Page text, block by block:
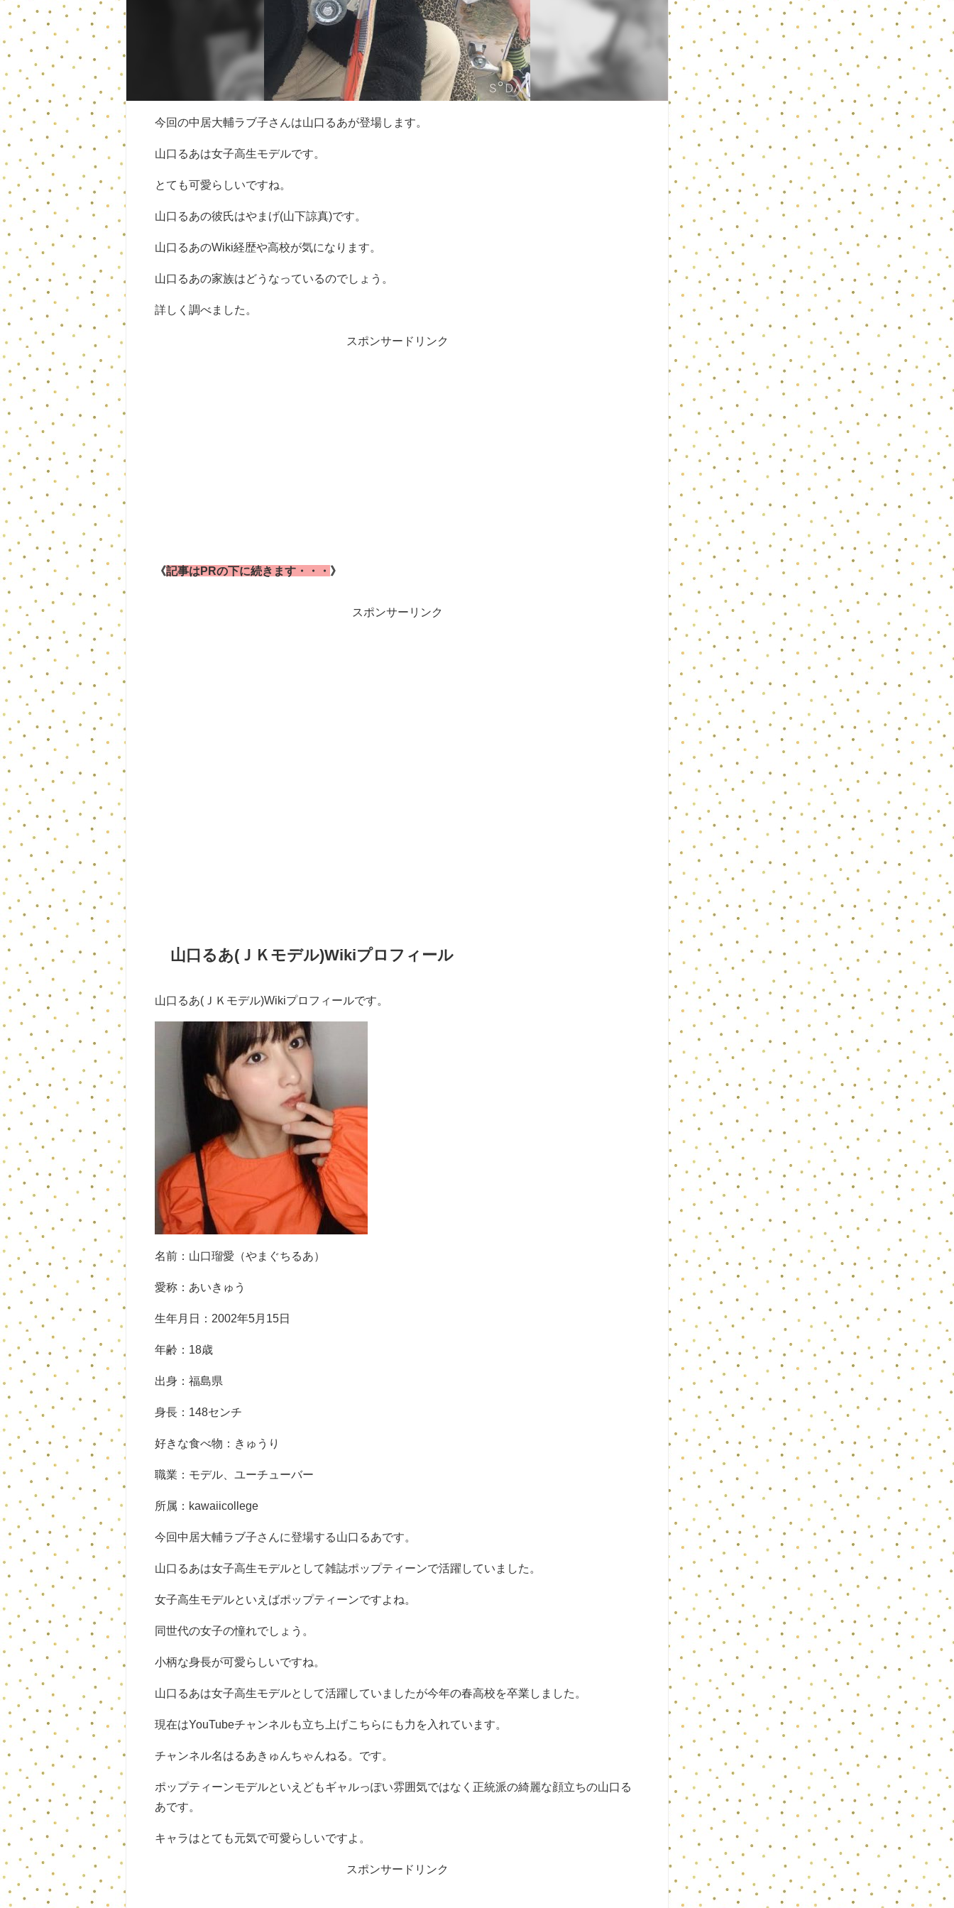
今回の中居大輔ラブ子さんは山口るあが登場します。
山口るあは女子高生モデルです。
とても可愛らしいですね。
山口るあの彼氏はやまげ(山下諒真)です。
山口るあのWiki経歴や高校が気になります。
山口るあの家族はどうなっているのでしょう。
詳しく調べました。
スポンサードリンク
《記事はPRの下に続きます・・・ 》
スポンサーリンク
山口るあ(ＪＫモデル)Wikiプロフィール
山口るあ(ＪＫモデル)Wikiプロフィールです。
名前：山口瑠愛（やまぐちるあ）
愛称：あいきゅう
生年月日：2002年5月15日
年齢：18歳
出身：福島県
身長：148センチ
好きな食べ物：きゅうり
職業：モデル、ユーチューバー
所属：kawaiicollege
今回中居大輔ラブ子さんに登場する山口るあです。
山口るあは女子高生モデルとして雑誌ポップティーンで活躍していました。
女子高生モデルといえばポップティーンですよね。
同世代の女子の憧れでしょう。
小柄な身長が可愛らしいですね。
山口るあは女子高生モデルとして活躍していましたが今年の春高校を卒業しました。
現在はYouTubeチャンネルも立ち上げこちらにも力を入れています。
チャンネル名はるあきゅんちゃんねる。です。
ポップティーンモデルといえどもギャルっぽい雰囲気ではなく正統派の綺麗な顔立ちの山口る
あです。
キャラはとても元気で可愛らしいですよ。
スポンサードリンク